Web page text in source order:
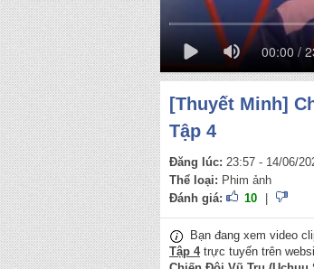
00:00 /
[Thuyết Minh]
Tập 4
Đăng lúc: 23:57 - 14/06/
Thể loại: Phim ảnh
Đánh giá:
10
Bạn đang xem video
Tập 4trực tuyến trên